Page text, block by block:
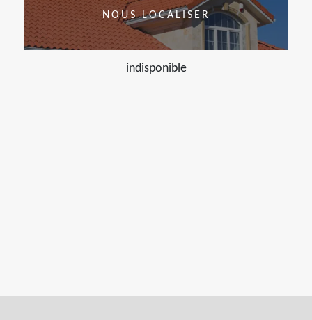
NOUS LOCALISER
indisponible